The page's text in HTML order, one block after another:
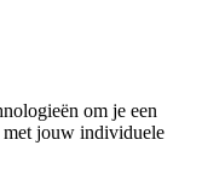
om je een
met jouw individuele